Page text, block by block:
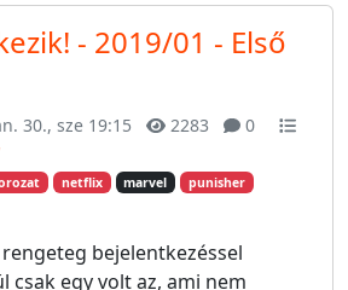
- 2019/01 - Első
30., sze 19:15 2283
0
netflix marvel
punisher
bejelentkezéssel
csak egy volt az, ami nem